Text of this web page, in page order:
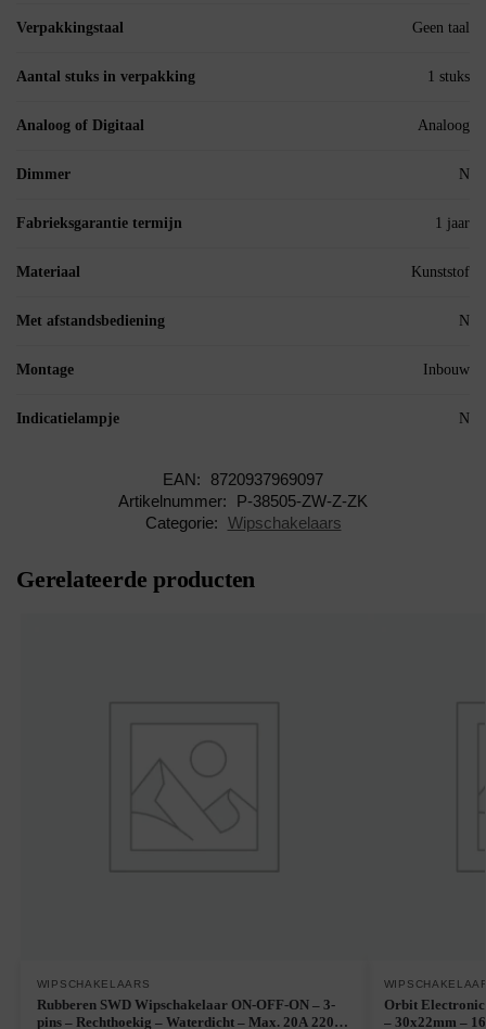
Verpakkingstaal Geen taal
Aantal stuks in verpakking 1 stuks
Analoog of Digitaal Analoog
Dimmer N
Fabrieksgarantie termijn 1 jaar
Materiaal Kunststof
Met afstandsbediening N
Montage Inbouw
Indicatielampje N
EAN:
8720937969097
Artikelnummer:
P-38505-ZW-Z-ZK
Categorie: Wipschakelaars
Gerelateerde producten
WIPSCHAKELAARS
Rubberen SWD Wipschakelaar ON-OFF-ON – 3-
pins – Rechthoekig – Waterdicht – Max. 20A 220V
Orbit Electronic
– 30x22mm –